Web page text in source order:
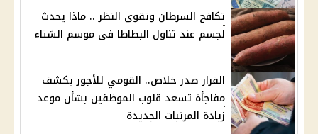
تكافح السرطان وتقوى النظر .. ماذا يحدث
لجسم عند تناول البطاطا فى موسم الشتاء
القرار صدر خلاص.. القومي للأجور يكشف
مفاجأة تسعد قلوب الموظفين بشأن موعد
زيادة المرتبات الجديدة